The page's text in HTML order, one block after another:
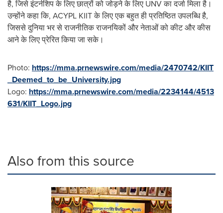
है, जिसे इंटर्नशिप के लिए छात्रों को जोड़ने के लिए UNV का दर्जा मिला है।
उन्होंने कहा कि, ACYPL KIIT के लिए एक बहुत ही प्रतिष्ठित उपलब्धि है,
जिससे दुनिया भर से राजनीतिक राजनयिकों और नेताओं को कीट और कीस
आने के लिए प्रेरित किया जा सके।
Photo: https://mma.prnewswire.com/media/2470742/KIIT
_Deemed_to_be_University.jpg
Logo: https://mma.prnewswire.com/media/2234144/4513
631/KIIT_Logo.jpg
Also from this source